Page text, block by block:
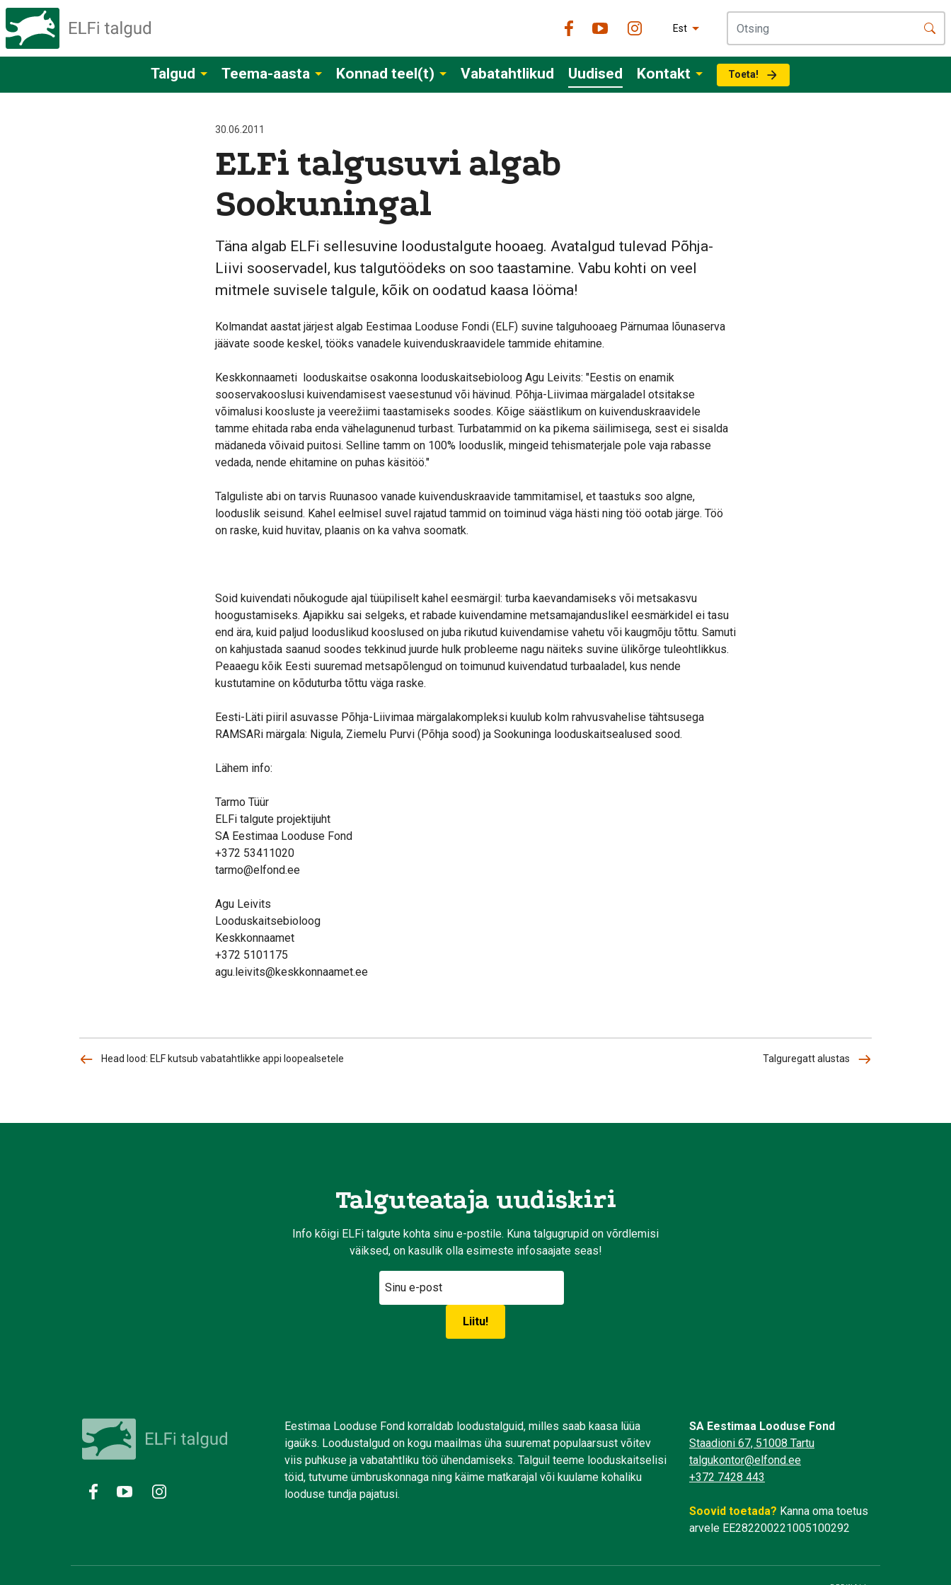
Est
Talgud Teema-aasta Konnad teel(t) Vabatahtlikud Uudised Kontakt Toeta!
30.06.2011
ELFi talgusuvi algab
Sookuningal
Täna algab ELFi sellesuvine loodustalgute hooaeg. Avatalgud tulevad Põhja-
Liivi sooservadel, kus talgutöödeks on soo taastamine. Vabu kohti on veel
mitmele suvisele talgule, kõik on oodatud kaasa lööma!
Kolmandat aastat järjest algab Eestimaa Looduse Fondi (ELF) suvine talguhooaeg Pärnumaa lõunaserva
jäävate soode keskel, tööks vanadele kuivenduskraavidele tammide ehitamine.
Keskkonnaameti looduskaitse osakonna looduskaitsebioloog Agu Leivits: "Eestis on enamik
sooservakooslusi kuivendamisest vaesestunud või hävinud. Põhja-Liivimaa märgaladel otsitakse
võimalusi koosluste ja veerežiimi taastamiseks soodes. Kõige säästlikum on kuivenduskraavidele
tamme ehitada raba enda vähelagunenud turbast. Turbatammid on ka pikema säilimisega, sest ei sisalda
mädaneda võivaid puitosi. Selline tamm on 100% looduslik, mingeid tehismaterjale pole vaja rabasse
vedada, nende ehitamine on puhas käsitöö."
Talguliste abi on tarvis Ruunasoo vanade kuivenduskraavide tammitamisel, et taastuks soo algne,
looduslik seisund. Kahel eelmisel suvel rajatud tammid on toiminud väga hästi ning töö ootab järge. Töö
on raske, kuid huvitav, plaanis on ka vahva soomatk.
Soid kuivendati nõukogude ajal tüüpiliselt kahel eesmärgil: turba kaevandamiseks või metsakasvu
hoogustamiseks. Ajapikku sai selgeks, et rabade kuivendamine metsamajanduslikel eesmärkidel ei tasu
end ära, kuid paljud looduslikud kooslused on juba rikutud kuivendamise vahetu või kaugmõju tõttu. Samuti
on kahjustada saanud soodes tekkinud juurde hulk probleeme nagu näiteks suvine ülikõrge tuleohtlikkus.
Peaaegu kõik Eesti suuremad metsapõlengud on toimunud kuivendatud turbaaladel, kus nende
kustutamine on kõduturba tõttu väga raske.
Eesti-Läti piiril asuvasse Põhja-Liivimaa märgalakompleksi kuulub kolm rahvusvahelise tähtsusega
RAMSARi märgala: Nigula, Ziemelu Purvi (Põhja sood) ja Sookuninga looduskaitsealused sood.
Lähem info:
Tarmo Tüür
ELFi talgute projektijuht
SA Eestimaa Looduse Fond
+372 53411020
tarmo@elfond.ee
Agu Leivits
Looduskaitsebioloog
Keskkonnaamet
+372 5101175
agu.leivits@keskkonnaamet.ee
Head lood: ELF kutsub vabatahtlikke appi loopealsetele Talguregatt alustas
Talguteataja uudiskiri
Info kõigi ELFi talgute kohta sinu e-postile. Kuna talgugrupid on võrdlemisi
väiksed, on kasulik olla esimeste infosaajate seas!
Eestimaa Looduse Fond korraldab loodustalguid, milles saab kaasa lüüa
igaüks. Loodustalgud on kogu maailmas üha suuremat populaarsust võitev
viis puhkuse ja vabatahtliku töö ühendamiseks. Talguil teeme looduskaitselisi
töid, tutvume ümbruskonnaga ning käime matkarajal või kuulame kohaliku
looduse tundja pajatusi.
SA Eestimaa Looduse Fond
Staadioni 67, 51008 Tartu
talgukontor@elfond.ee
+372 7428 443
Soovid toetada? Kanna oma toetus
arvele EE282200221005100292